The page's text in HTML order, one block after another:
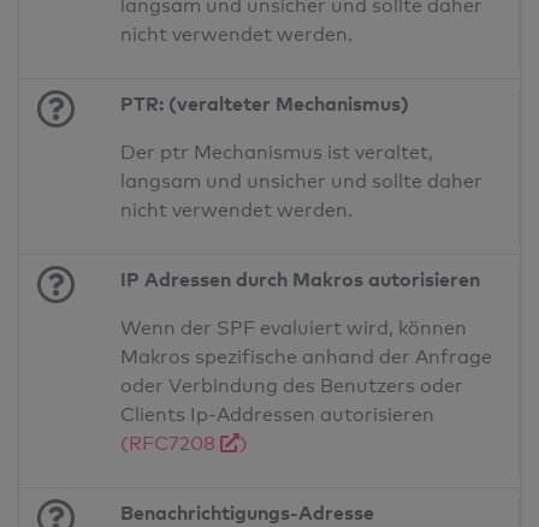
langsam und unsicher und sollte daher
nicht verwendet werden.
PTR: (veralteter Mechanismus)
Der ptr Mechanismus ist veraltet,
langsam und unsicher und sollte daher
nicht verwendet werden.
IP Adressen durch Makros autorisieren
Wenn der SPF evaluiert wird, können
Makros spezifische anhand der Anfrage
oder Verbindung des Benutzers oder
Clients Ip-Addressen autorisieren
(RFC7208
)
Benachrichtigungs-Adresse